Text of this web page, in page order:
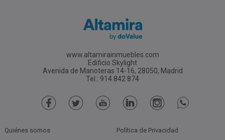
www.altamirainmuebles.com
Edificio Skylight
Avenida de Manoteras 14-16, 28050, Madrid
Tel.: 914 842 874
Quiénes somos
Política de Privacidad